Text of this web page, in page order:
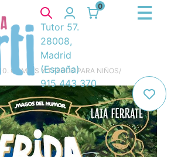
0
Tutor 57.
28008,
Madrid
(España)
915 443 370
10. COMICS Y TEBEOS PARA NIÑOS/